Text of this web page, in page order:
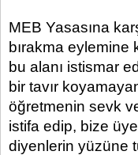
MEB Yasasına
bırakma eylemine
bu alanı istismar
bir tavır
öğretmenin sevk
istifa edip, bize
diyenlerin yüzüne